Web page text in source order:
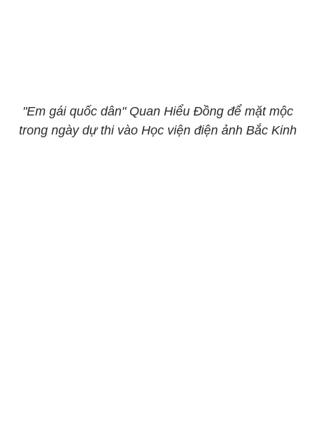
"Em gái quốc dân" Quan Hiểu Đồng để mặt mộc
trong ngày dự thi vào Học viện điện ảnh Bắc Kinh